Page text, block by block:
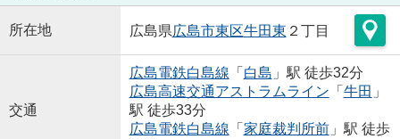
所在地 広島県広島市東区牛田東 ２丁目
交通
広島電鉄白島線 「 白島 」駅 徒歩32分
広島高速交通アストラムライン 「 牛田 」
駅 徒歩33分
広島電鉄白島線 「 家庭裁判所前」駅 徒歩